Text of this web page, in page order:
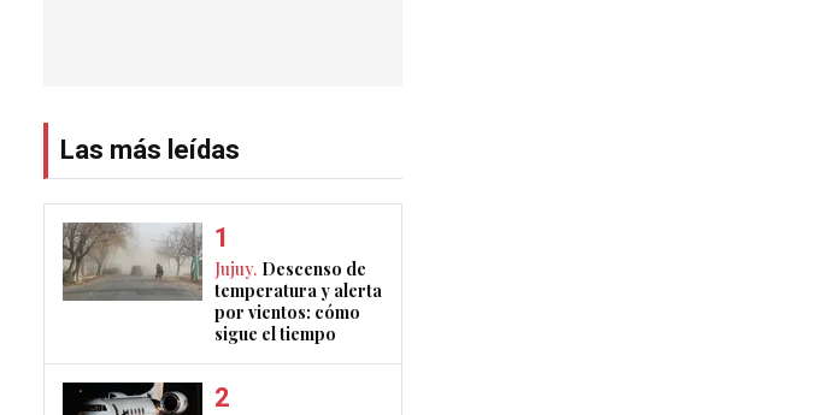
Las más leídas
Jujuy. Descenso de
temperatura y alerta
por vientos: cómo
sigue el tiempo